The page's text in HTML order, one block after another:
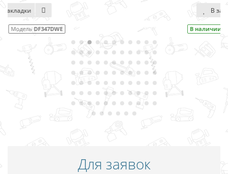
В закладки
Модель HP1640
Для заявок